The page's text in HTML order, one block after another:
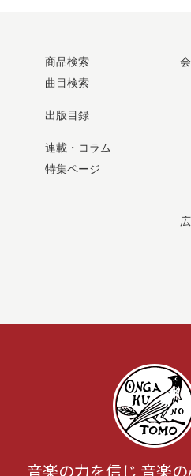
商品検索
曲目検索
出版目録
連載・コラム
特集ページ
音楽の力を信じ 音楽